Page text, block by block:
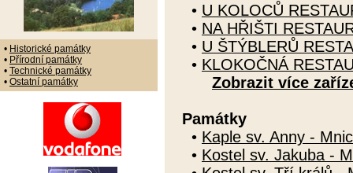
• Historické památky
• Přírodní památky
• Technické památky
• Ostatní památky
• U KOLOCŮ
• NA HŘIŠTI
• U ŠTÝBLERŮ
• KLOKOČNÁ
Zobrazit více
Památky
• Kaple sv. Anny -
• Kostel sv. Jakuba -